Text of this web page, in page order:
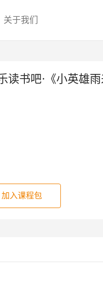
关于我们
书吧·《小英雄雨
加入课程包